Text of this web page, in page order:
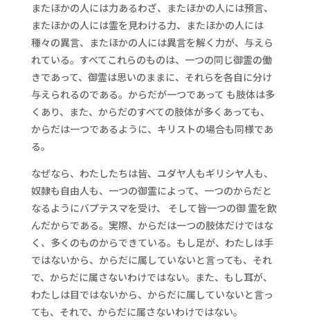
またほかの人には力あるわざ、またほかの人には預言、
またほかの人には霊を見わける力、またほかの人には
種々の異言、またほかの人には異言を解く力が、与えら
れている。すべてこれらのものは、一つの同じ御霊の働
きであって、御霊は思いのままに、それらを各自に分け
与えられるのである。からだが一つであって も肢体は多
くあり、また、からだのすべての肢体が多くあっても、
からだは一つであるように、キリストの場合も同様であ
る。
なぜなら、わたしたちは皆、ユダヤ人もギリシヤ人も、
奴隷も自由人も、一つの御霊によって、一つのからだと
なるようにバプテスマを受け、 そして皆一つの御 霊を飲
んだからである。実際、からだは一つの肢体だけではな
く、多くのものからできている。もし足が、わたしは手
ではないから、からだに属していないと言っても、それ
で、からだに属さないわけではない。また、もし耳が、
わたしは目ではないから、からだに属していないと言っ
ても、それで、からだに属さないわけではない。